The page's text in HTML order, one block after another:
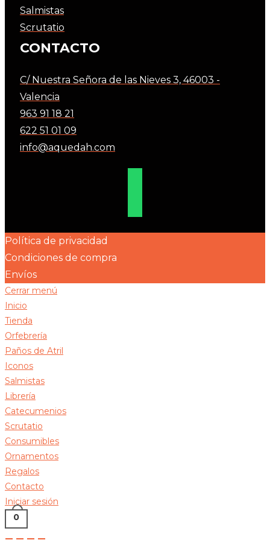
Salmistas
Scrutatio
CONTACTO
C/ Nuestra Señora de las Nieves 3, 46003 -
Valencia
963 91 18 21
622 51 01 09
info@aquedah.com
Política de privacidad
Condiciones de compra
Envíos
Cerrar menú
Inicio
Tienda
Orfebrería
Paños de Atril
Iconos
Salmistas
Librería
Catecumenios
Scrutatio
Consumibles
Ornamentos
Regalos
Contacto
Iniciar sesión
0